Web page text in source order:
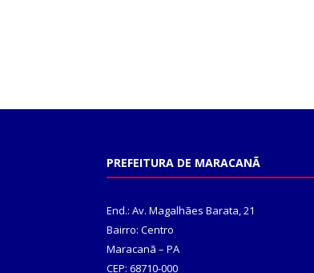
PREFEITURA DE MARACANÃ
End.: Av. Magalhães Barata, 21
Bairro: Centro
Maracanã – PA
CEP: 68710-000